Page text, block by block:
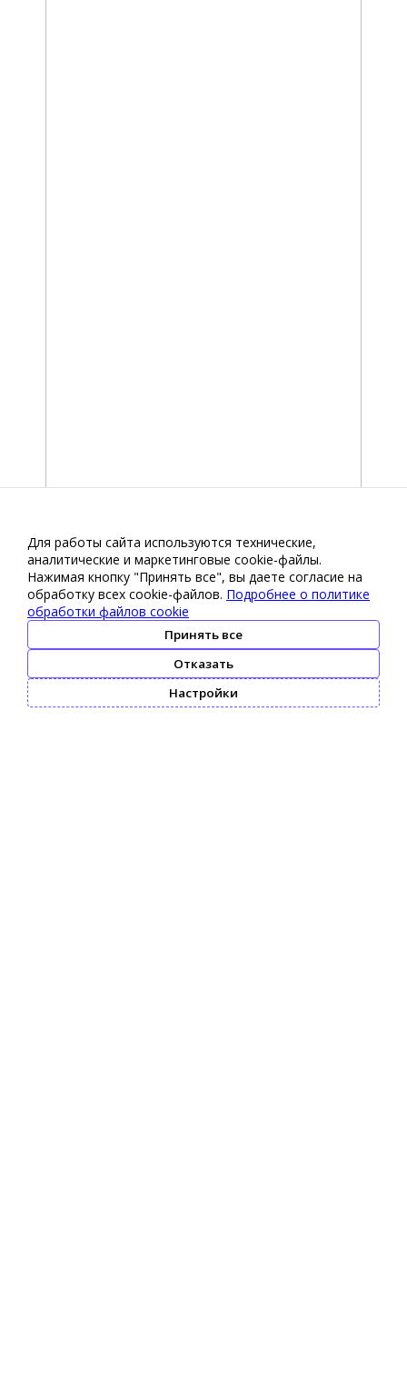
Для работы сайта используются технические,
аналитические и маркетинговые сооkіе-файлы.
Нажимая кнопку "Принять все", вы даете согласие на
обработку всех cookie-файлов. Подробнее о политике
обработки файлов cookie
Принять все
Отказать
Настройки